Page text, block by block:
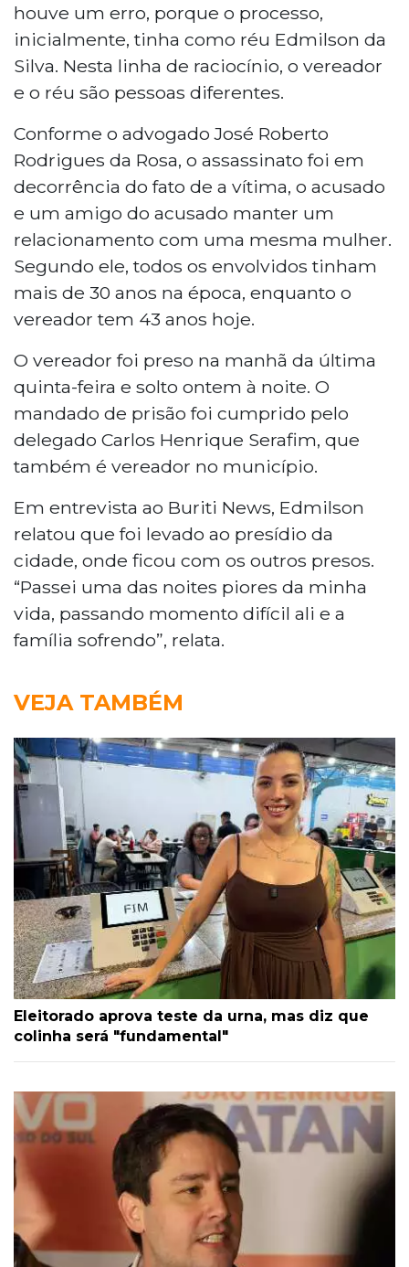
houve um erro, porque o processo,
inicialmente, tinha como réu Edmilson da
Silva. Nesta linha de raciocínio, o vereador
e o réu são pessoas diferentes.
Conforme o advogado José Roberto
Rodrigues da Rosa, o assassinato foi em
decorrência do fato de a vítima, o acusado
e um amigo do acusado manter um
relacionamento com uma mesma mulher.
Segundo ele, todos os envolvidos tinham
mais de 30 anos na época, enquanto o
vereador tem 43 anos hoje.
O vereador foi preso na manhã da última
quinta-feira e solto ontem à noite. O
mandado de prisão foi cumprido pelo
delegado Carlos Henrique Serafim, que
também é vereador no município.
Em entrevista ao Buriti News, Edmilson
relatou que foi levado ao presídio da
cidade, onde ficou com os outros presos.
“Passei uma das noites piores da minha
vida, passando momento difícil ali e a
família sofrendo”, relata.
VEJA TAMBÉM
Eleitorado aprova teste da urna, mas diz que
colinha será "fundamental"